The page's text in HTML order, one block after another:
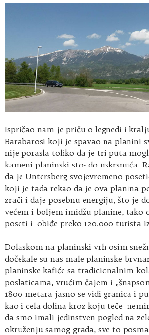
Ispričao nam je priču o legnedi i
Barabarosi koji je spavao na planini
nije porasla toliko da je tri puta
kameni planinski sto- do uskrsnuća.
da je Untersberg svojevremeno
koji je tada rekao da je ova planina
zrači i daje posebnu energiju, što je
većem i boljem imidžu planine, tako
poseti i obiđe preko 120.000 turista
Dolaskom na planinski vrh osim
dočekale su nas male planinske
planinske kafiće sa tradicionalnim
poslaticama, vrućim čajem i
1800 metara jasno se vidi granica i
kao i cela dolina kroz koju teče
da smo imali jedinstven pogled na
okruženju samog grada, sve to